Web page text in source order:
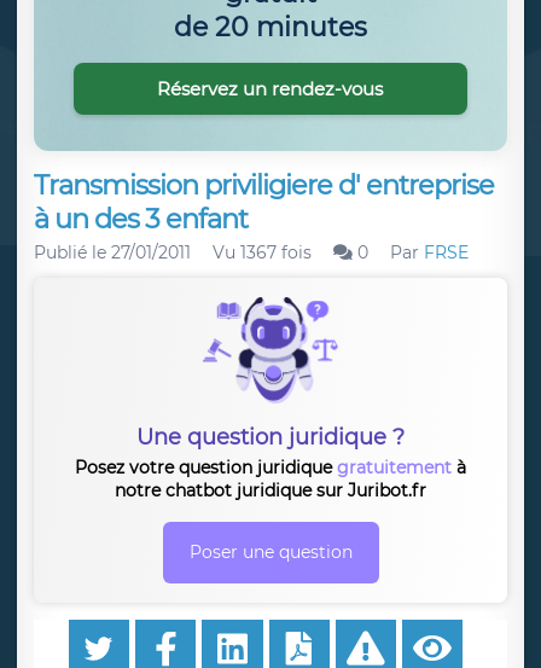
Transmission priviligiere d' entreprise
à un des 3 enfant
Publié le 27/01/2011 Vu 1367 fois 0 Par FRSE
Une question juridique ?
Posez votre question juridiquegratuitement à
notre chatbot juridique sur Juribot.fr
Poser une question
de 20 minutes
Réservez un rendez-vous